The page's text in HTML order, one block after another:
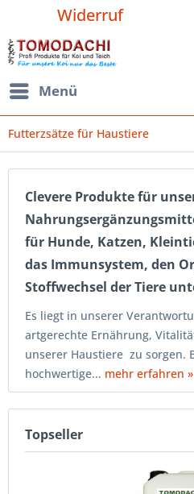
Widerruf
Menü
Futterzsätze für Haustiere
Clevere Produkte für
für Hunde, Katzen,
das Immunsystem, den
Stoffwechsel der Tiere
Es liegt in unserer
artgerechte Ernährung,
unserer Haustiere zu sorgen.
hochwertige... mehr erfahren »
Topseller